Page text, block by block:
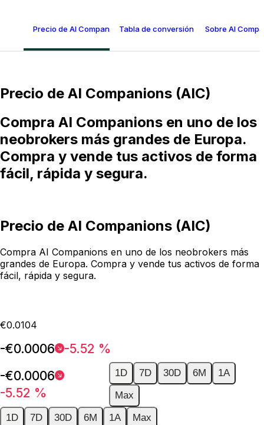
Precio de AI Companions (AIC)Tabla de conversión de AI Companions
Sobre AI
Precio de AI Companions (AIC)
Compra AI Companions en uno de los
neobrokers más grandes de Europa.
Compra y vende tus activos de forma
fácil, rápida y segura.
Precio de AI Companions (AIC)
Compra AI Companions en uno de los neobrokers más
grandes de Europa. Compra y vende tus activos de forma
fácil, rápida y segura.
€0.0104
-€0.0006
-5.52 %
-€0.0006
-5.52 %
1D 7D 30D 6M
1A
Max
1D
7D 30D 6M 1A Max